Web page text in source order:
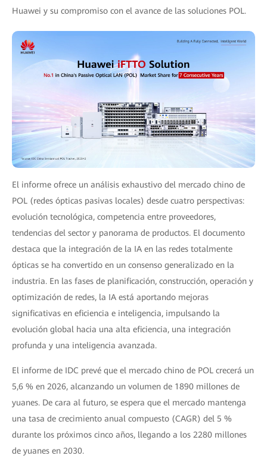
Huawei y su compromiso con el avance de las soluciones POL.
El informe ofrece un análisis exhaustivo del mercado chino de
POL (redes ópticas pasivas locales) desde cuatro perspectivas:
evolución tecnológica, competencia entre proveedores,
tendencias del sector y panorama de productos. El documento
destaca que la integración de la IA en las redes totalmente
ópticas se ha convertido en un consenso generalizado en la
industria. En las fases de planificación, construcción, operación y
optimización de redes, la IA está aportando mejoras
significativas en eficiencia e inteligencia, impulsando la
evolución global hacia una alta eficiencia, una integración
profunda y una inteligencia avanzada.
El informe de IDC prevé que el mercado chino de POL crecerá un
5,6 % en 2026, alcanzando un volumen de 1890 millones de
yuanes. De cara al futuro, se espera que el mercado mantenga
una tasa de crecimiento anual compuesto (CAGR) del 5 %
durante los próximos cinco años, llegando a los 2280 millones
de yuanes en 2030.